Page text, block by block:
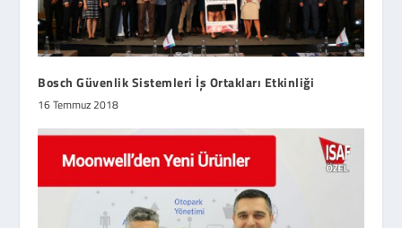
Bosch Güvenlik Sistemleri İş Ortakları Etkinliği
16 Temmuz 2018